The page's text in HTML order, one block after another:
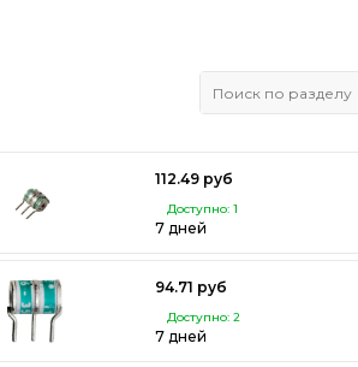
112.49 руб
Доступно: 1
7 дней
94.71 руб
Доступно: 2
7 дней